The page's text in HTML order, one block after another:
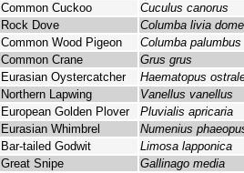
Common Cuckoo Cuculus canorus
Rock Dove Columba livia
Common Wood Pigeon Columba palumbus
Common Crane Grus grus
Eurasian Oystercatcher Haematopus
Northern Lapwing Vanellus vanellus
European Golden Plover Pluvialis apricaria
Eurasian Whimbrel Numenius
Bar-tailed Godwit Limosa lapponica
Great Snipe Gallinago media